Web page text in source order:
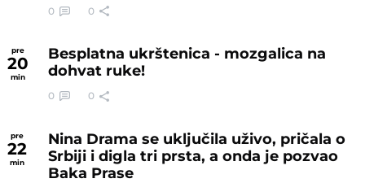
0 0
pre
20
min
Besplatna ukrštenica - mozgalica na
dohvat ruke!
0 0
pre
22
min
Nina Drama se uključila uživo, pričala o
Srbiji i digla tri prsta, a onda je pozvao
Baka Prase